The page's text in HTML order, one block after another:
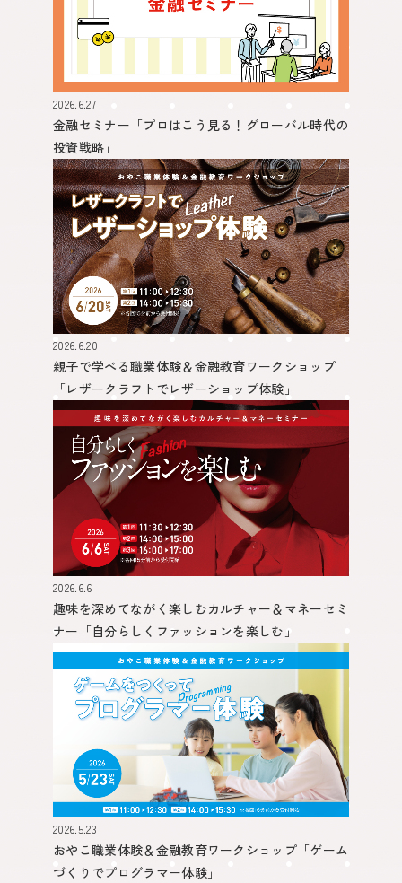
2026.6.27
金融セミナー 「プロはこう見る！グローバル時代の
投資戦略」
2026.6.20
親子で学べる職業体験＆金融教育ワークショップ
「レザークラフトでレザーショップ体験」
2026.6.6
趣味を深めてながく楽しむカルチャー＆マネーセミ
ナー 「自分らしくファッションを楽しむ」
2026.5.23
おやこ職業体験＆金融教育ワークショップ 「ゲーム
づくりでプログラマー体験」